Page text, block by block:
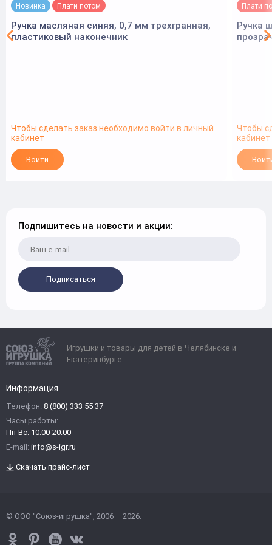
Новинка Плати потом
Ручка масляная синяя, 0,7 мм трехгранная,
пластиковый наконечник
Чтобы сделать заказ необходимо войти в личный
кабинет
Войти
Плати
Ручка
Чтобы
кабинет
Подпишитесь на новости и акции:
Подписаться
Игрушки и товары для детей в Челябинске и
Екатеринбурге
Информация
Телефон: 8 (800) 333 55 37
Часы работы:
Пн-Вс: 10:00-20:00
E-mail: info@s-igr.ru
Скачать прайс-лист
© ООО "Союз-игрушка", 2006 – 2026.